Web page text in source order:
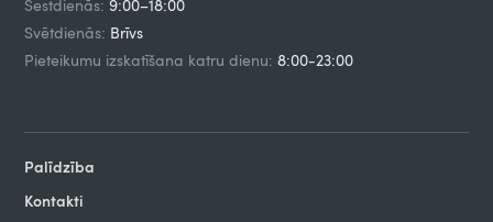
Sestdienās: 9:00–18:00
Svētdienās: Brīvs
Pieteikumu izskatīšana katru dienu: 8:00-23:00
Palīdzība
Kontakti